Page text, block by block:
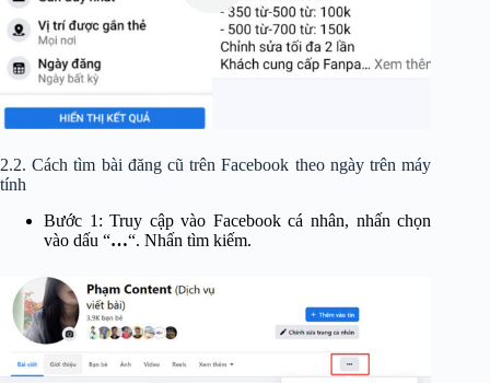
2.2. Cách tìm bài đăng cũ trên Facebook theo ngày trên máy
tính
Bước 1: Truy cập vào Facebook cá nhân, nhấn chọn
vào dấu “…“. Nhấn tìm kiếm.